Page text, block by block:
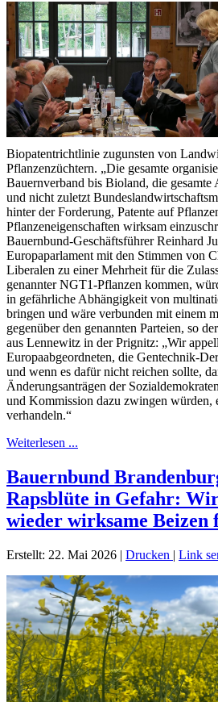
Biopatentrichtlinie zugunsten von
Pflanzenzüchtern. „Die gesamte
Bauernverband bis Bioland, die gesamte
und nicht zuletzt
hinter der Forderung, Patente auf
Pflanzeneigenschaften wirksam
Bauernbund-Geschäftsführer Reinhard
Europaparlament mit den Stimmen von
Liberalen zu einer Mehrheit für die
genannter NGT1-Pflanzen kommen,
in gefährliche Abhängigkeit von
bringen und wäre verbunden mit einem
gegenüber den genannten Parteien, so
aus Lennewitz in der Prignitz: „Wir
Europaabgeordneten, die Gentechnik-
und wenn es dafür nicht reichen sollte,
Änderungsanträgen der
und Kommission dazu zwingen würden,
verhandeln.“
Weiterlesen ...
Bauernbund
Rapsblüte in Gefahr:
wieder wirksame Beizen
Erstellt: 22. Mai 2026 | Drucken | Link